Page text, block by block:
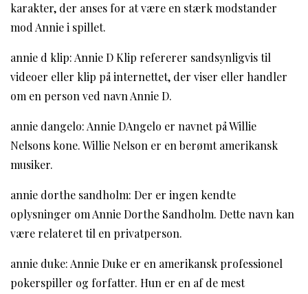
karakter, der anses for at være en stærk modstander
mod Annie i spillet.
annie d klip: Annie D Klip refererer sandsynligvis til
videoer eller klip på internettet, der viser eller handler
om en person ved navn Annie D.
annie dangelo: Annie DAngelo er navnet på Willie
Nelsons kone. Willie Nelson er en berømt amerikansk
musiker.
annie dorthe sandholm: Der er ingen kendte
oplysninger om Annie Dorthe Sandholm. Dette navn kan
være relateret til en privatperson.
annie duke: Annie Duke er en amerikansk professionel
pokerspiller og forfatter. Hun er en af de mest